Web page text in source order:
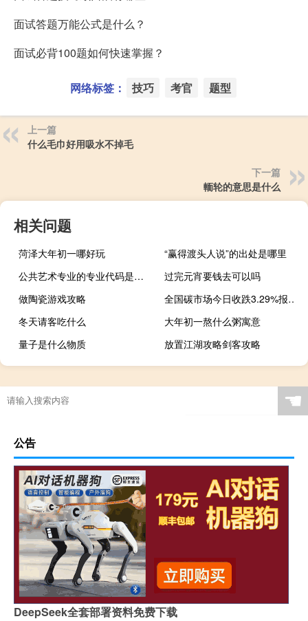
面试答题万能公式是什么？
面试必背100题如何快速掌握？
网络标签： 技巧 考官 题型
上一篇
什么毛巾好用吸水不掉毛
下一篇
輀轮的意思是什么
相关问题
菏泽大年初一哪好玩
“赢得渡头人说”的出处是哪里
公共艺术专业的专业代码是什么
过完元宵要钱去可以吗
做陶瓷游戏攻略
全国碳市场今日收跌3.29%报72.30元/吨
冬天请客吃什么
大年初一熬什么粥寓意
量子是什么物质
放置江湖攻略剑客攻略
☚
公告
DeepSeek全套部署资料免费下载